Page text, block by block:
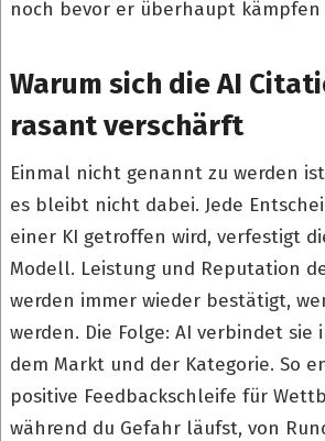
noch bevor er überhaupt
Warum sich die AI
rasant verschärft
Einmal nicht genannt zu werden
es bleibt nicht dabei. Jede
einer KI getroffen wird, verfestigt
Modell. Leistung und Reputation
werden immer wieder bestätigt,
werden. Die Folge: AI verbindet
dem Markt und der Kategorie. So
positive Feedbackschleife für
während du Gefahr läufst, von